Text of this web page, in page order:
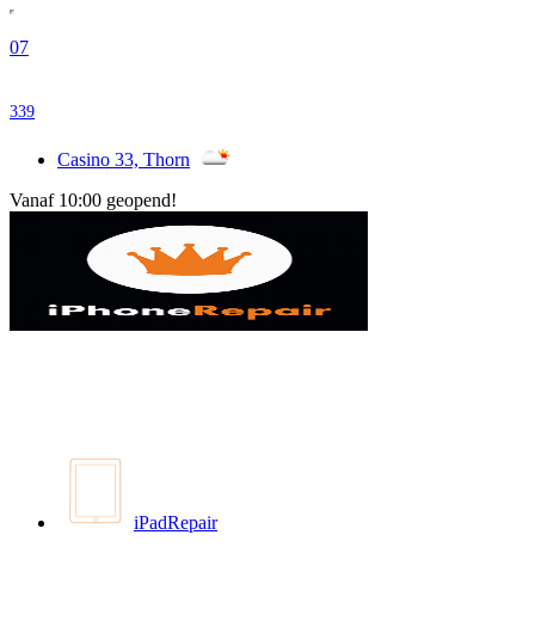
07
339
Casino 33, Thorn
Vanaf 10:00 geopend!
iPadRepair